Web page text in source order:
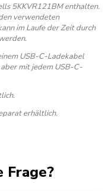
5KKVR121BM enthalten.
verwendeten
im Laufe der Zeit durch
USB-C-Ladekabel
mit jedem USB-C-
erhältlich.
Frage?